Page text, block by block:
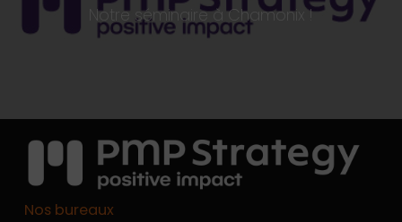
Notre séminaire à Chamonix !
Nos bureaux